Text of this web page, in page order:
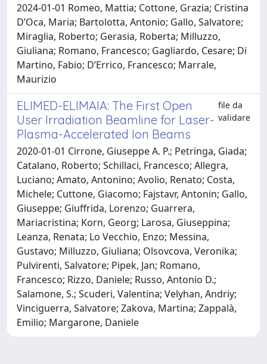
2024-01-01 Romeo, Mattia; Cottone, Grazia; Cristina
D’Oca, Maria; Bartolotta, Antonio; Gallo, Salvatore;
Miraglia, Roberto; Gerasia, Roberta; Milluzzo,
Giuliana; Romano, Francesco; Gagliardo, Cesare; Di
Martino, Fabio; D’Errico, Francesco; Marrale,
Maurizio
ELIMED-ELIMAIA: The First Open
User Irradiation Beamline for Laser-
Plasma-Accelerated Ion Beams
file da
validare
2020-01-01 Cirrone, Giuseppe A. P.; Petringa, Giada;
Catalano, Roberto; Schillaci, Francesco; Allegra,
Luciano; Amato, Antonino; Avolio, Renato; Costa,
Michele; Cuttone, Giacomo; Fajstavr, Antonin; Gallo,
Giuseppe; Giuffrida, Lorenzo; Guarrera,
Mariacristina; Korn, Georg; Larosa, Giuseppina;
Leanza, Renata; Lo Vecchio, Enzo; Messina,
Gustavo; Milluzzo, Giuliana; Olsovcova, Veronika;
Pulvirenti, Salvatore; Pipek, Jan; Romano,
Francesco; Rizzo, Daniele; Russo, Antonio D.;
Salamone, S.; Scuderi, Valentina; Velyhan, Andriy;
Vinciguerra, Salvatore; Zakova, Martina; Zappalà,
Emilio; Margarone, Daniele